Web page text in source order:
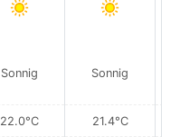
Sonnig
22.0°C
Sonnig
21.4°C